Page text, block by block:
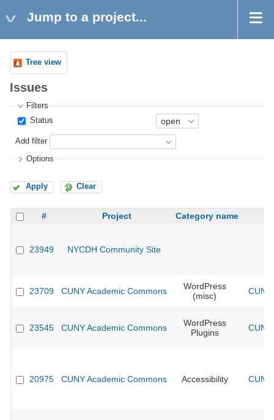
Jump to a project...
Tree view
Issues
Filters
Status
Add filter
Options
Apply Clear
# Project Category name
23949 NYCDH Community Site
23709 CUNY Academic Commons
WordPress
(misc)
23545 CUNY Academic Commons
WordPress
Plugins
20975 CUNY Academic Commons Accessibility